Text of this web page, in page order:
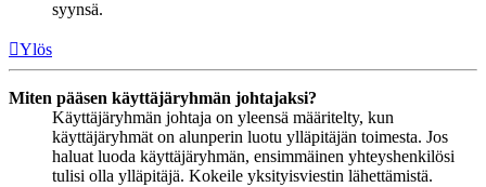
syynsä.
Ylös
Miten pääsen käyttäjäryhmän johtajaksi?
Käyttäjäryhmän johtaja on yleensä määritelty, kun
käyttäjäryhmät on alunperin luotu ylläpitäjän toimesta. Jos
haluat luoda käyttäjäryhmän, ensimmäinen yhteyshenkilösi
tulisi olla ylläpitäjä. Kokeile yksityisviestin lähettämistä.